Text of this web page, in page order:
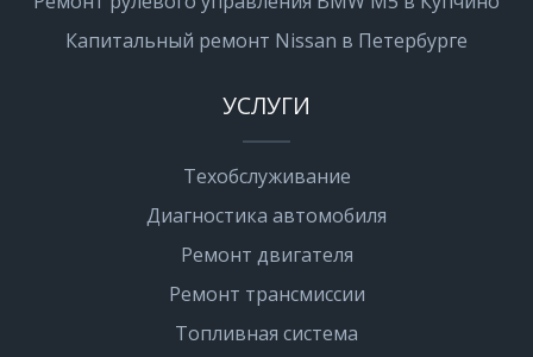
Капитальный ремонт Nissan в Петербурге
УСЛУГИ
Техобслуживание
Диагностика автомобиля
Ремонт двигателя
Ремонт трансмиссии
Топливная система